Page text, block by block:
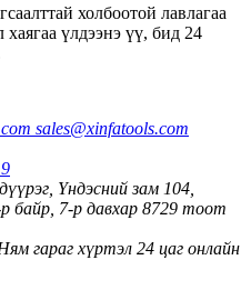
холбоотой лавлагаа
үлдээнэ үү, бид 24
sales@xinfatools.com
Үндэсний зам 104,
байр, 7-р давхар 8729 тоот
гараг хүртэл 24 цаг онлайн